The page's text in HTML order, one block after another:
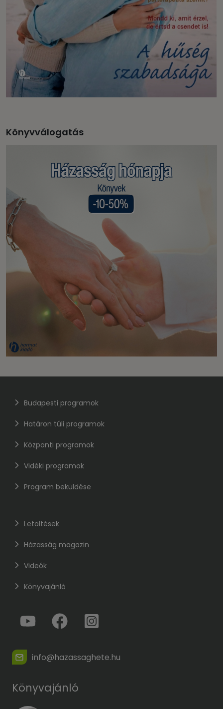
Könyvválogatás
Budapesti programok
Határon túli programok
Központi programok
Vidéki programok
Program beküldése
Letöltések
Házasság magazin
Videók
Könyvajánló
info@hazassaghete.hu
Könyvajánló